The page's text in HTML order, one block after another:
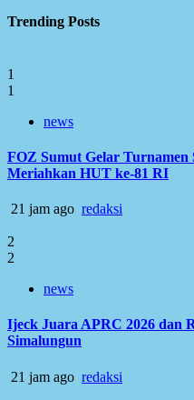
Trending Posts
1
1
news
FOZ Sumut Gelar Turnamen
Meriahkan HUT ke-81 RI
21 jam ago redaksi
2
2
news
Ijeck Juara APRC 2026 dan
Simalungun
21 jam ago redaksi